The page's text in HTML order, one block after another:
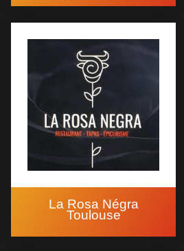
La Rosa Négra
Toulouse